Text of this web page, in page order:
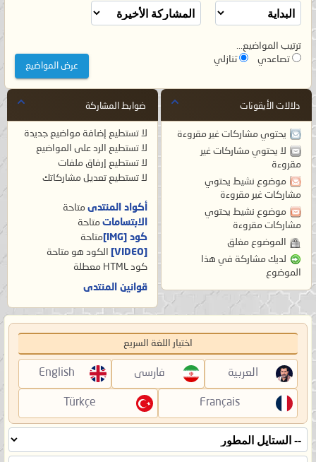
ترتيب المواضيع...
تصاعدي
تنازلي
دلالات الأيقونات
يحتوي مشاركات غير مقروءة
لا يحتوي مشاركات غير
مقروءة
موضوع نشيط يحتوي
مشاركات غير مقروءة
موضوع نشيط يحتوي
مشاركات مقروءة
الموضوع مغلق
لديك مشاركة في هذا
الموضوع
ضوابط المشاركة
لا تستطيع إضافة مواضيع جديدة
لا تستطيع الرد على المواضيع
لا تستطيع إرفاق ملفات
لا تستطيع تعديل مشاركاتك
أكواد المنتدى متاحة
الابتسامات متاحة
كود [IMG]
متاحة
[VIDEO]
الكود هو متاحة
كود HTML
معطلة
قوانين المنتدى
اختيار اللغة السريع
العربية فارسی English
Français
Türkçe